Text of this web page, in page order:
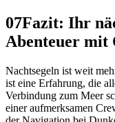
07Fazit: Ihr
Abenteuer mit
Nachtsegeln ist weit
ist eine Erfahrung, die
Verbindung zum Meer
einer aufmerksamen